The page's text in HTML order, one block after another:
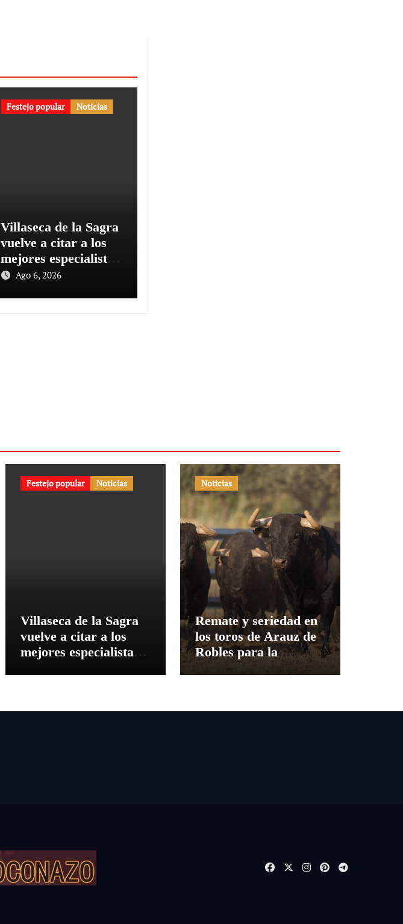
Festejo popular Noticias
Villaseca de la Sagra
vuelve a citar a los
mejores especialistas
en el VII Concurso
Ago 6, 2026
Festejo popular Noticias
Villaseca de la Sagra
vuelve a citar a los
mejores especialistas
Noticias
Remate y seriedad en
los toros de Arauz de
Robles para la
despedida de Víctor
Luque y Navalón